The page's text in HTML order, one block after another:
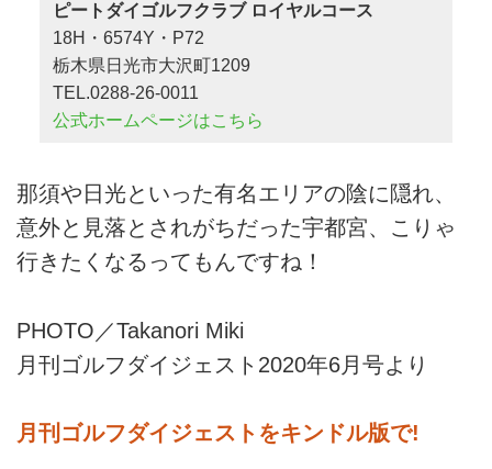
ピートダイゴルフクラブ ロイヤルコース
18H・6574Y・P72
栃木県日光市大沢町1209
TEL.0288-26-0011
公式ホームページはこちら
那須や日光といった有名エリアの陰に隠れ、
意外と見落とされがちだった宇都宮、こりゃ
行きたくなるってもんですね！
PHOTO／Takanori Miki
月刊ゴルフダイジェスト2020年6月号より
月刊ゴルフダイジェストをキンドル版で!